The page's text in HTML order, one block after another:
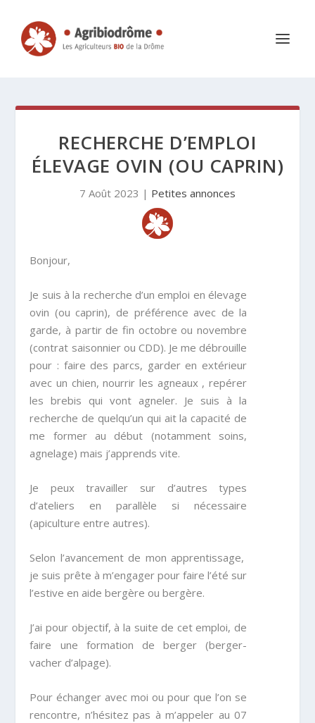
RECHERCHE D’EMPLOI
ÉLEVAGE OVIN (OU CAPRIN)
7 Août 2023 | Petites annonces
Bonjour,
Je suis à la recherche d’un emploi en élevage
ovin (ou caprin), de préférence avec de la
garde, à partir de fin octobre ou novembre
(contrat saisonnier ou CDD). Je me débrouille
pour : faire des parcs, garder en extérieur
avec un chien, nourrir les agneaux , repérer
les brebis qui vont agneler. Je suis à la
recherche de quelqu’un qui ait la capacité de
me former au début (notamment soins,
agnelage) mais j’apprends vite.
Je peux travailler sur d’autres types
d’ateliers en parallèle si nécessaire
(apiculture entre autres).
Selon l’avancement de mon apprentissage,
je suis prête à m’engager pour faire l’été sur
l’estive en aide bergère ou bergère.
J’ai pour objectif, à la suite de cet emploi, de
faire une formation de berger (berger-
vacher d’alpage).
Pour échanger avec moi ou pour que l’on se
rencontre, n’hésitez pas à m’appeler au 07